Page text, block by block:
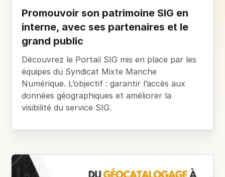
Promouvoir son patrimoine SIG en
interne, avec ses partenaires et le
grand public
Découvrez le Portail SIG mis en place par les
équipes du Syndicat Mixte Manche
Numérique. L’objectif : garantir l’accès aux
données géographiques et améliorer la
visibilité du service SIG.